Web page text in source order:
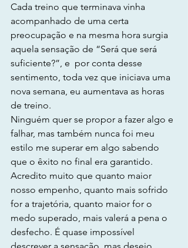
Cada treino que terminava vinha
acompanhado de uma certa
preocupação e na mesma hora surgia
aquela sensação de “Será que será
suficiente?”, e  por conta desse
sentimento, toda vez que iniciava uma
nova semana, eu aumentava as horas
de treino.
Ninguém quer se propor a fazer algo e
falhar, mas também nunca foi meu
estilo me superar em algo sabendo
que o êxito no final era garantido.
Acredito muito que quanto maior
nosso empenho, quanto mais sofrido
for a trajetória, quanto maior for o
medo superado, mais valerá a pena o
desfecho. É quase impossível